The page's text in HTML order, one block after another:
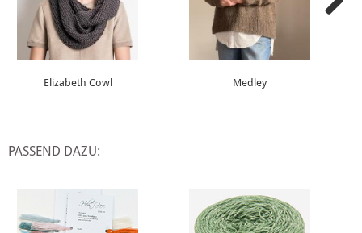
Elizabeth Cowl Medley
PASSEND DAZU: